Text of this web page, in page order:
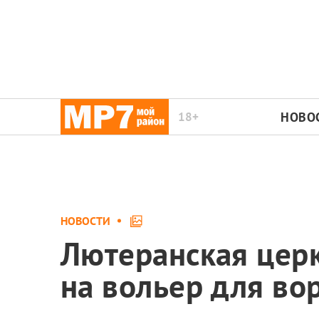
18+
НОВОСТИ
Лютеранская
на вольер для